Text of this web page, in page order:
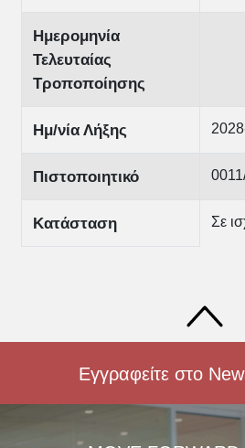
Ημερομηνία
Τελευταίας
Τροποποίησης
Ημ/νία Λήξης
Πιστοποιητικό
Κατάσταση Σε
Εγγραφείτε στο